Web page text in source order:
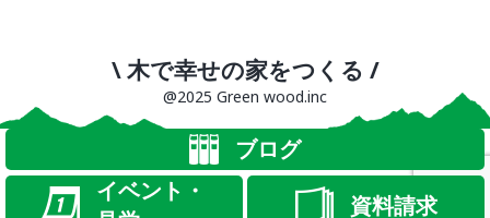
\ 木で幸せの家をつくる /
@2025 Green wood.inc
ブログ
イベント・
資料請求